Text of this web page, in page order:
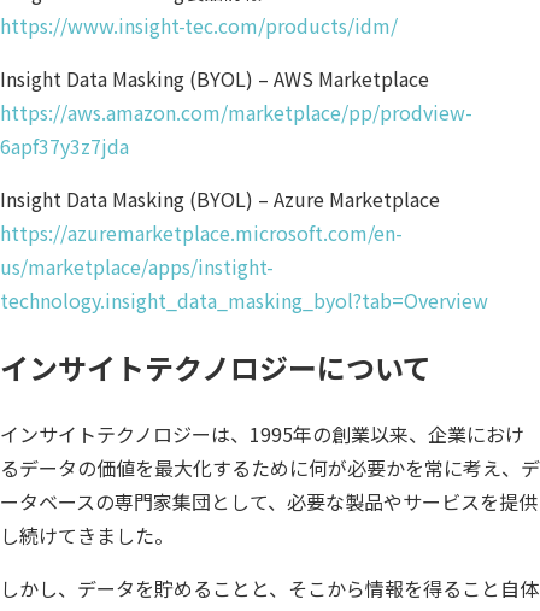
https://www.insight-tec.com/products/idm/
Insight Data Masking (BYOL) – AWS Marketplace
https://aws.amazon.com/marketplace/pp/prodview-
6apf37y3z7jda
Insight Data Masking (BYOL) – Azure Marketplace
https://azuremarketplace.microsoft.com/en-
us/marketplace/apps/instight-
technology.insight_data_masking_byol?tab=Overview
インサイトテクノロジーについて
インサイトテクノロジーは、1995年の創業以来、企業におけ
るデータの価値を最大化するために何が必要かを常に考え、デ
ータベースの専門家集団として、必要な製品やサービスを提供
し続けてきました。
しかし、データを貯めることと、そこから情報を得ること自体